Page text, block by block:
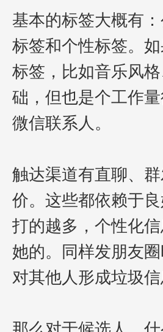
基本的标签大概有
标签和个性标签。
标签，比如音乐风
础，但也是个工作
微信联系人。
触达渠道有直聊、
价。这些都依赖于
打的越多，个性化
她的。同样发朋友
对其他人形成垃圾信